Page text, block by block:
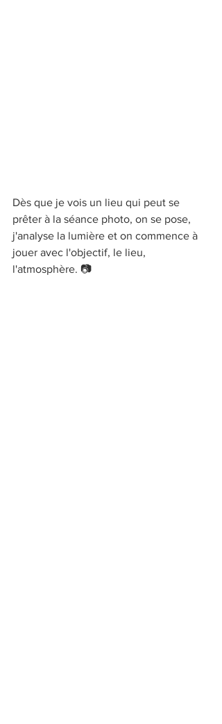
Dès que je vois un lieu qui peut se
prêter à la séance photo, on se pose,
j'analyse la lumière et on commence à
jouer avec l'objectif, le lieu,
l'atmosphère. 📷